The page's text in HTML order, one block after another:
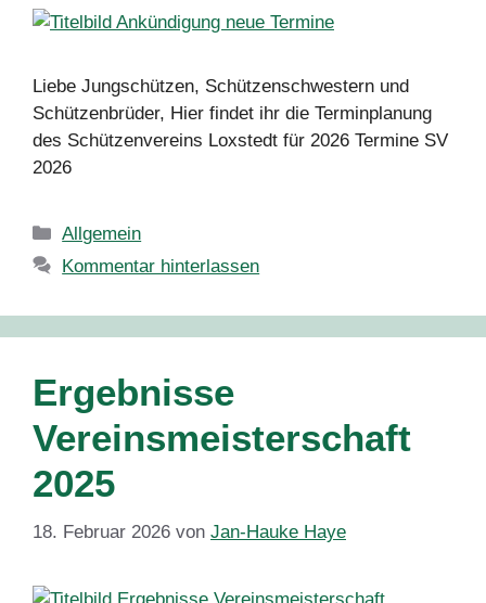
Liebe Jungschützen, Schützenschwestern und
Schützenbrüder, Hier findet ihr die Terminplanung
des Schützenvereins Loxstedt für 2026 Termine SV
2026
Kategorien
Allgemein
Kommentar hinterlassen
Ergebnisse
Vereinsmeisterschaft
2025
18. Februar 2026 von Jan-Hauke Haye